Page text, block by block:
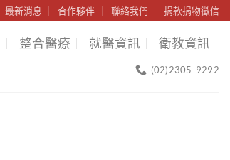
最新消息 合作夥伴 聯絡我們 捐款捐物徵信
整合醫療 就醫資訊 衛教資訊
(02)2305-9292